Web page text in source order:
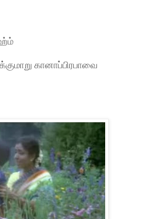
கானாப்பிரபாவை